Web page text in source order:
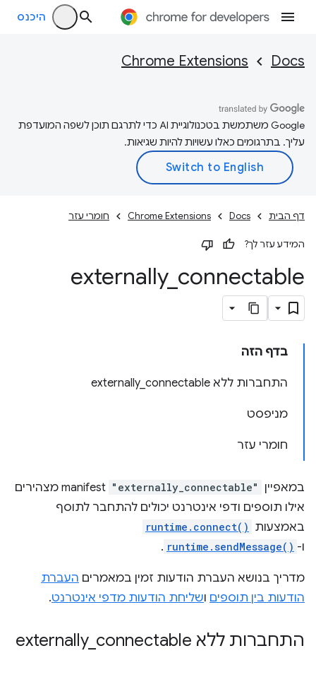
היכנס
Docs
Chrome Extensions
‫Google משתמשת בטכנולוגיית AI כדי לתרגם תוכן לשפה המועדפת
עליך. בתרגומים כאלו עשויות להיות שגיאות.
דף הבית Docs
Chrome Extensions חומרי עזר
המידע עזר לך?
externally_ connectable
בדף הזה
התחברות ללא externally_connectable
מניפסט
חומרי עזר
במאפיין "externally_connectable"
manifest מצהירים
אילו תוספים ודפי אינטרנט יכולים להתחבר לתוסף
באמצעות runtime.connect()
ו- runtime.sendMessage()
.
מדריך בנושא העברת הודעות זמין במאמרים העברת
הודעות בין תוספים ושליחת הודעות מדפי אינטרנט.
התחברות ללא externally _ connectable